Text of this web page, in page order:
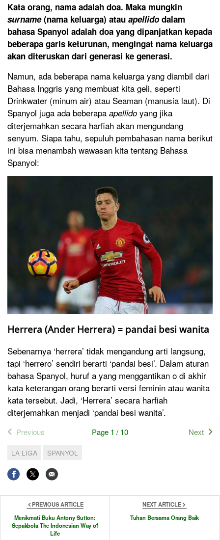
Kata orang, nama adalah doa. Maka mungkin
surname(nama keluarga) atau apellido dalam
bahasa Spanyol adalah doa yang dipanjatkan kepada
beberapa garis keturunan, mengingat nama keluarga
akan diteruskan dari generasi ke generasi.
Namun, ada beberapa nama keluarga yang diambil dari
Bahasa Inggris yang membuat kita geli, seperti
Drinkwater (minum air) atau Seaman (manusia laut). Di
Spanyol juga ada beberapa apellido yang jika
diterjemahkan secara harfiah akan mengundang
senyum. Siapa tahu, sepuluh pembahasan nama berikut
ini bisa menambah wawasan kita tentang Bahasa
Spanyol:
Herrera (Ander Herrera) = pandai besi wanita
Sebenarnya ‘herrera’ tidak mengandung arti langsung,
tapi ‘herrero’ sendiri berarti ‘pandai besi’. Dalam aturan
bahasa Spanyol, huruf a yang menggantikan o di akhir
kata keterangan orang berarti versi feminin atau wanita
kata tersebut. Jadi, ‘Herrera’ secara harfiah
diterjemahkan menjadi ‘pandai besi wanita’.
Previous Page 1 / 10 Next
LA LIGA SPANYOL
PREVIOUS ARTICLE
Menikmati Buku Antony Sutton:
Sepakbola The Indonesian Way of
Life
NEXT ARTICLE
Tuhan Bersama Orang Baik